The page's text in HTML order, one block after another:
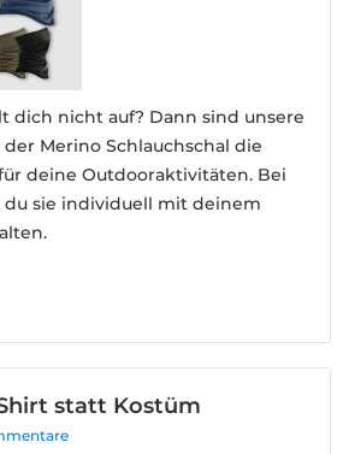
dich nicht auf? Dann sind unsere
Merino Schlauchschal die
deine Outdooraktivitäten. Bei
sie individuell mit deinem
statt Kostüm